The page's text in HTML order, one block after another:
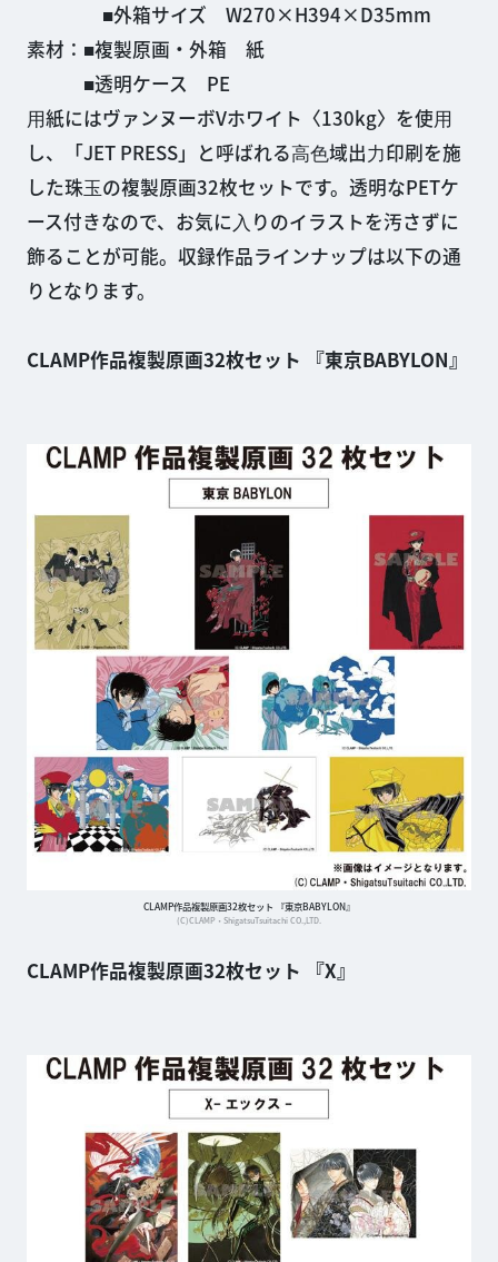
■外箱サイズ W270×H394×D35mm
素材：■複製原画・外箱 紙
■透明ケース PE
⽤紙にはヴァンヌーボVホワイト〈130kg〉を使⽤
し、「JET PRESS」と呼ばれる⾼⾊域出⼒印刷を施
した珠⽟の複製原画32枚セットです。透明なPETケ
ース付きなので、お気に⼊りのイラストを汚さずに
飾ることが可能。収録作品ラインナップは以下の通
りとなります。
CLAMP作品複製原画32枚セット 『東京BABYLON』
CLAMP作品複製原画32枚セット 『東京BABYLON』
(C)CLAMP・ShigatsuTsuitachi CO.,LTD.
CLAMP作品複製原画32枚セット 『X』